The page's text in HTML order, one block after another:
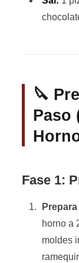
🔪
Paso
Fase 1:
horno a
moldes